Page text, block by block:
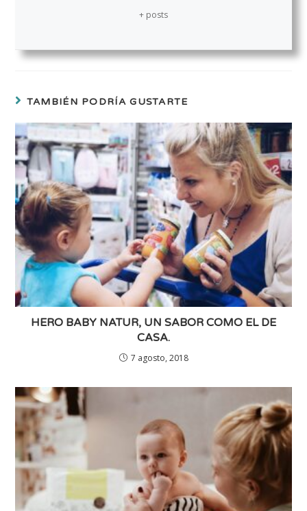
+ posts
TAMBIÉN PODRÍA GUSTARTE
HERO BABY NATUR, UN SABOR COMO EL DE
CASA.
7 agosto, 2018